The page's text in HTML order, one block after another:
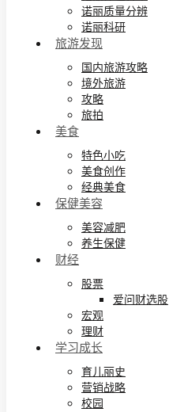
诺丽质量分辨
诺丽科研
旅游发现
国内旅游攻略
境外旅游
攻略
旅拍
美食
特色小吃
美食创作
经典美食
保健美容
美容减肥
养生保健
财经
股票
爱问财选股
宏观
理财
学习成长
育儿丽史
营销战略
校园